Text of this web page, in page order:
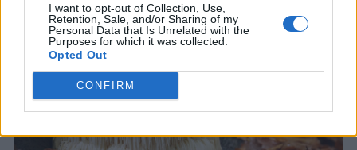
I want to opt-out of Collection, Use,
Retention, Sale, and/or Sharing of my
Personal Data that Is Unrelated with the
Purposes for which it was collected.
Opted Out
CONFIRM